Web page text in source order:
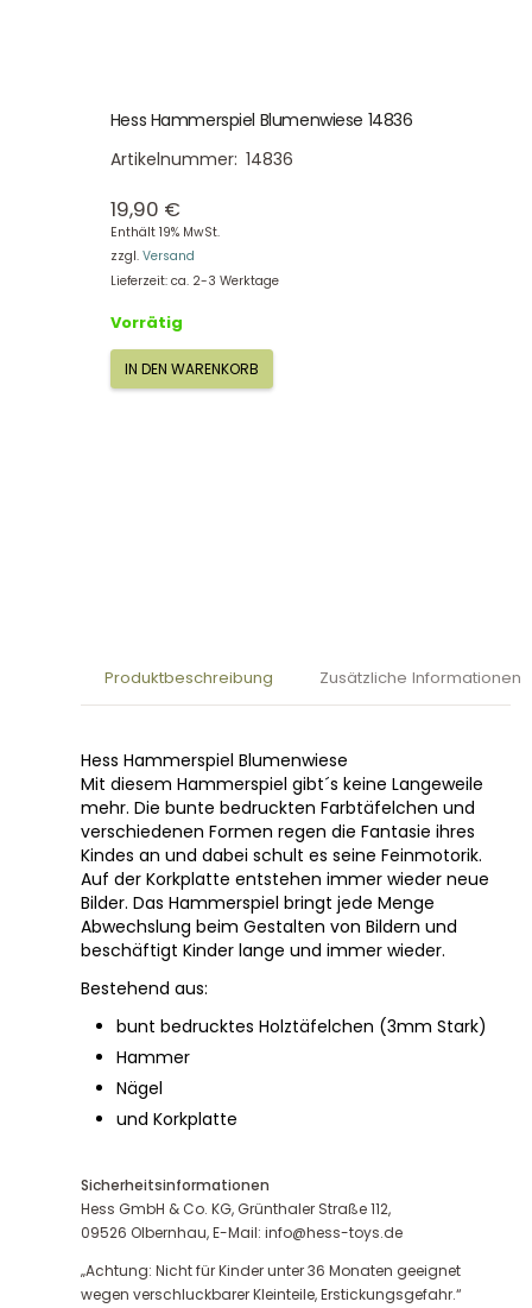
Hess Hammerspiel Blumenwiese 14836
Artikelnummer: 14836
19,90 €
Enthält 19% MwSt.
zzgl. Versand
Lieferzeit: ca. 2-3 Werktage
Vorrätig
Hess
IN DEN WARENKORB
Produktbeschreibung Zusätzliche Informationen
Hess Hammerspiel Blumenwiese
Mit diesem Hammerspiel gibt´s keine Langeweile
mehr. Die bunte bedruckten Farbtäfelchen und
verschiedenen Formen regen die Fantasie ihres
Kindes an und dabei schult es seine Feinmotorik.
Auf der Korkplatte entstehen immer wieder neue
Bilder. Das Hammerspiel bringt jede Menge
Abwechslung beim Gestalten von Bildern und
beschäftigt Kinder lange und immer wieder.
Bestehend aus:
bunt bedrucktes Holztäfelchen (3mm Stark)
Hammer
Nägel
und Korkplatte
Sicherheitsinformationen
Hess GmbH & Co. KG, Grünthaler Straße 112,
09526 Olbernhau, E-Mail: info@hess-toys.de
„Achtung: Nicht für Kinder unter 36 Monaten geeignet
wegen verschluckbarer Kleinteile, Erstickungsgefahr.“